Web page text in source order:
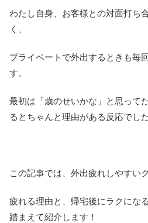
わたし自身、お客様との対面打ち
く、
プライベートで外出するときも毎
す。
最初は「歳のせいかな」と思って
るとちゃんと理由がある反応でした
この記事では、外出疲れしやすい
疲れる理由と、帰宅後にラクにな
踏まえて紹介します！